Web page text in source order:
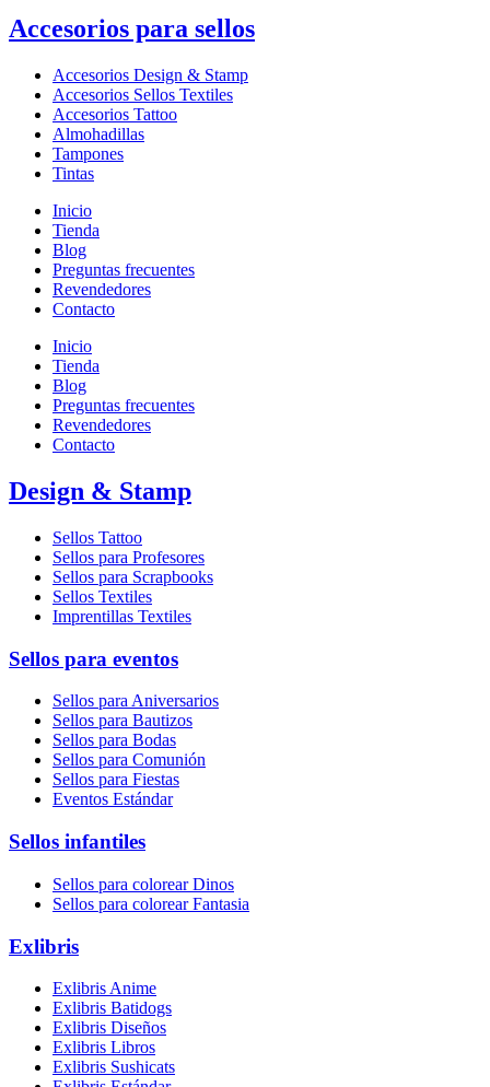
Accesorios para sellos
Accesorios Design & Stamp
Accesorios Sellos Textiles
Accesorios Tattoo
Almohadillas
Tampones
Tintas
Inicio
Tienda
Blog
Preguntas frecuentes
Revendedores
Contacto
Inicio
Tienda
Blog
Preguntas frecuentes
Revendedores
Contacto
Design & Stamp
Sellos Tattoo
Sellos para Profesores
Sellos para Scrapbooks
Sellos Textiles
Imprentillas Textiles
Sellos para eventos
Sellos para Aniversarios
Sellos para Bautizos
Sellos para Bodas
Sellos para Comunión
Sellos para Fiestas
Eventos Estándar
Sellos infantiles
Sellos para colorear Dinos
Sellos para colorear Fantasia
Exlibris
Exlibris Anime
Exlibris Batidogs
Exlibris Diseños
Exlibris Libros
Exlibris Sushicats